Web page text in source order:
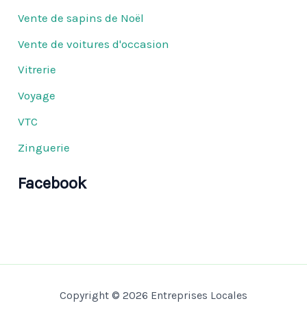
Vente de sapins de Noël
Vente de voitures d'occasion
Vitrerie
Voyage
VTC
Zinguerie
Facebook
Copyright © 2026 Entreprises Locales